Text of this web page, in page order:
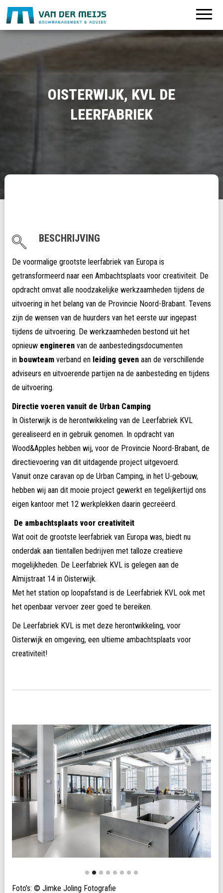
OISTERWIJK, KVL DE
LEERFABRIEK
BESCHRIJVING
De voormalige grootste leerfabriek van Europa is
getransformeerd naar een Ambachtsplaats voor creativiteit. De
opdracht omvat alle noodzakelijke werkzaamheden tijdens de
uitvoering in het belang van de Provincie Noord-Brabant. Tevens
zijn de wensen van de huurders van het eerste uur ingepast
tijdens de uitvoering. De werkzaamheden bestond uit het
opnieuw enginerenvan de aanbestedingsdocumenten
in bouwteamverband en leiding gevenaan de verschillende
adviseurs en uitvoerende partijen na de aanbesteding en tijdens
de uitvoering.
Directie voeren vanuit de Urban Camping
In Oisterwijk is de herontwikkeling van de Leerfabriek KVL
gerealiseerd en in gebruik genomen. In opdracht van
Wood&Apples hebben wij, voor de Provincie Noord-Brabant, de
directievoering van dit uitdagende project uitgevoerd.
Vanuit onze caravan op de Urban Camping, in het U-gebouw,
hebben wij aan dit mooie project gewerkt en tegelijkertijd ons
eigen kantoor met 12 werkplekken daarin gecreëerd.
De ambachtsplaats voor creativiteit
Wat ooit de grootste leerfabriek van Europa was, biedt nu
onderdak aan tientallen bedrijven met talloze creatieve
mogelijkheden. De Leerfabriek KVL is gelegen aan de
Almijstraat 14 in Oisterwijk.
Met het station op loopafstand is de Leerfabriek KVL ook met
het openbaar vervoer zeer goed te bereiken.
De Leerfabriek KVL is met deze herontwikkeling, voor
Oisterwijk en omgeving, een ultieme ambachtsplaats voor
creativiteit!
Foto’s: © Jimke Joling Fotografie